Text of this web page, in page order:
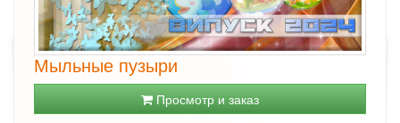
Мыльные пузыри
Просмотр и заказ